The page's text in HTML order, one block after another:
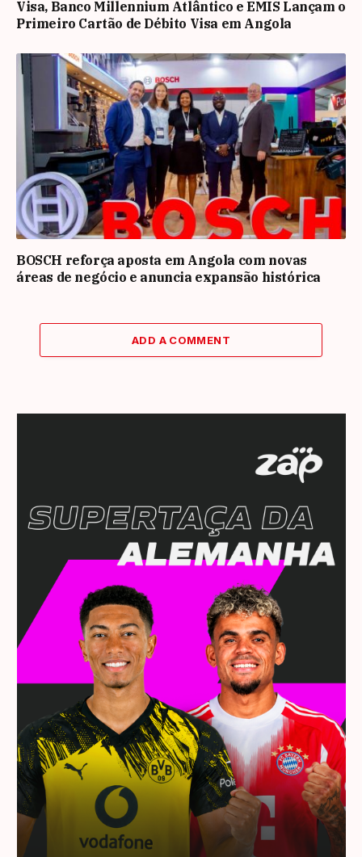
Visa, Banco Millennium Atlântico e EMIS Lançam o
Primeiro Cartão de Débito Visa em Angola
BOSCH reforça aposta em Angola com novas
áreas de negócio e anuncia expansão histórica
ADD A COMMENT